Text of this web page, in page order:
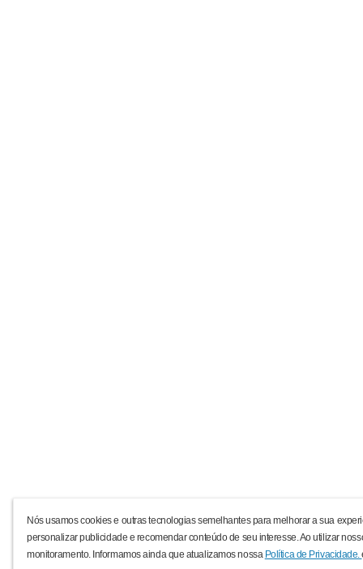
Nós usamos cookies e outras tecnologias semelhantes para melhorar a sua
personalizar publicidade e recomendar conteúdo de seu interesse. Ao utilizar
monitoramento. Informamos ainda que atualizamos nossa Política de Privacidade.